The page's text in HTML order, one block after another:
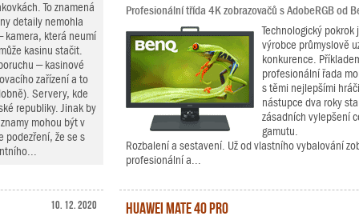
To znamená
detaily nemohla
kamera, která neumí
kasinu stačit.
– kasinové
zařízení a to
Servery, kde
republiky. Jinak by
mohou být v
podezření, že se s
Profesionální třída 4K zobrazovačů s AdobeRGB od
Technologický
výrobce průmyslově
konkurence.
profesionální řada
s těmi nejlepšími
nástupce dva roky
zásadních vylepšení
gamutu.
Rozbalení a sestavení. Už od vlastního vybalování
profesionální a...
10. 12. 2020 Huawei Mate 40 Pro